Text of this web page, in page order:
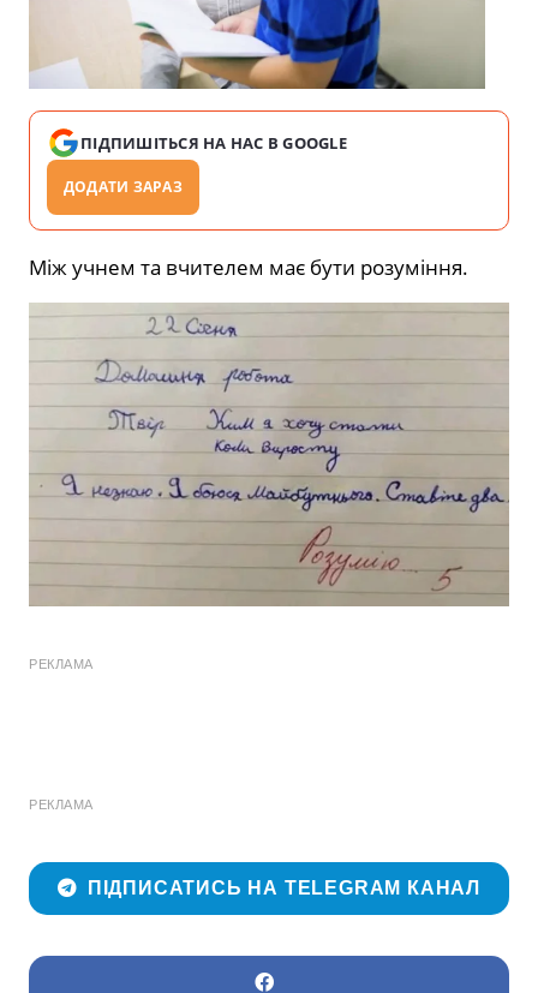
ПІДПИШІТЬСЯ НА НАС В GOOGLE
ДОДАТИ ЗАРАЗ
Між учнем та вчителем має бути розуміння.
РЕКЛАМА
РЕКЛАМА
ПІДПИСАТИСЬ НА TELEGRAM КАНАЛ